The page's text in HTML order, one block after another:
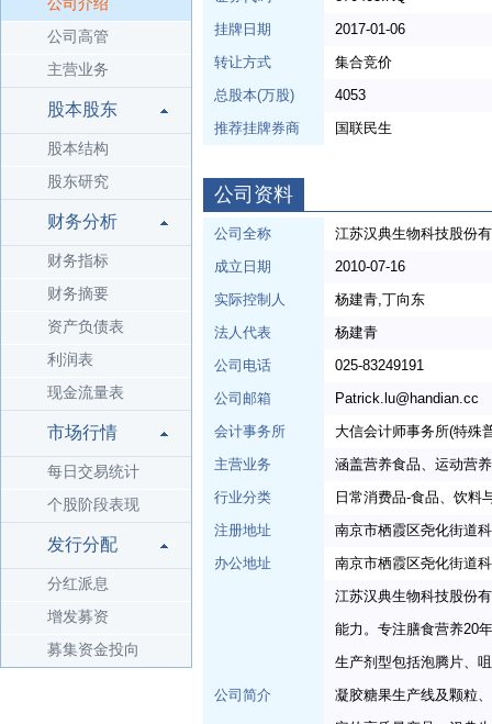
公司介绍
公司高管
主营业务
股本股东
股本结构
股东研究
财务分析
财务指标
财务摘要
资产负债表
利润表
现金流量表
市场行情
每日交易统计
个股阶段表现
发行分配
分红派息
增发募资
募集资金投向
挂牌日期
2017-01-06
转让方式
集合竞价
总股本(万股)
4053
推荐挂牌券商
国联民生
公司资料
公司全称
江苏汉典生物科技股份
成立日期
2010-07-16
实际控制人
杨建青,丁向东
法人代表
杨建青
公司电话
025-83249191
公司邮箱
Patrick.lu@handian.cc
会计事务所
大信会计师事务所(特殊
主营业务
涵盖营养食品、运动营
行业分类
日常消费品-食品、饮料
注册地址
南京市栖霞区尧化街道
办公地址
南京市栖霞区尧化街道
公司简介
江苏汉典生物科技股份
能力。专注膳食营养20
生产剂型包括泡腾片、
凝胶糖果生产线及颗粒